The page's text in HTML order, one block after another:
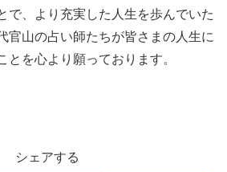
で、より充実した人生を歩んでいた
官山の占い師たちが皆さまの人生に
とを心より願っております。
シェアする